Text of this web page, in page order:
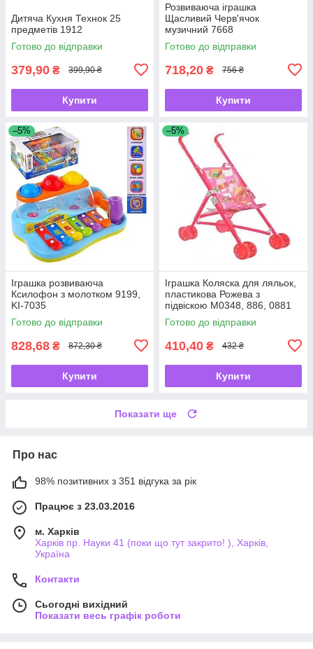
Дитяча Кухня Технок 25
предметів 1912
Готово до відправки
379,90 ₴ 399,90 ₴
Купити
Розвиваюча іграшка
Щасливий Черв'ячок
музичний 7668
Готово до відправки
718,20 ₴ 756 ₴
Купити
–5%
Іграшка розвиваюча
Ксилофон з молотком 9199,
KI-7035
Готово до відправки
828,68 ₴ 872,30 ₴
Купити
–5%
Іграшка Коляска для ляльок,
пластикова Рожева з
підвіскою М0348, 886, 0881
Готово до відправки
410,40 ₴ 432 ₴
Купити
Показати ще
Про нас
98% позитивних з 351 відгука за рік
Працює з 23.03.2016
м. Харків
Харків пр. Науки 41 (поки що тут закрито! ), Харків,
Україна
Контакти
Сьогодні вихідний
Показати весь графік роботи